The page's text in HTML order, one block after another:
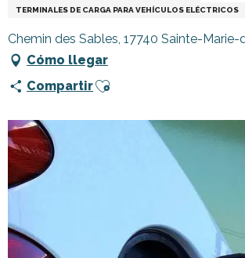
TERMINALES DE CARGA PARA VEHÍCULOS ELÉCTRICOS
Chemin des Sables, 17740 Sainte-Marie-
Cómo llegar
CompartirAjouter aux favoris